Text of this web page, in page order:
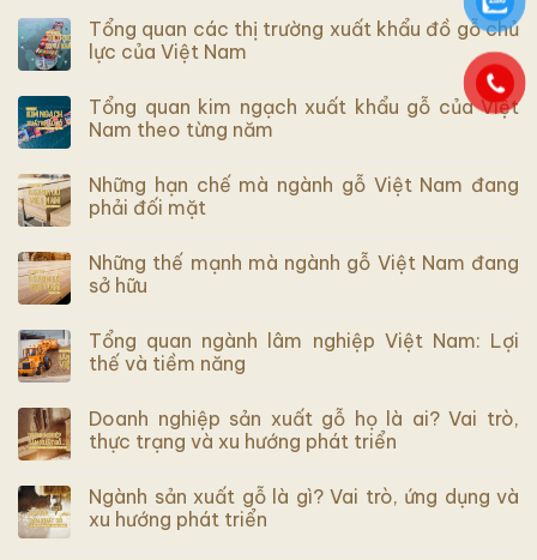
Tổng quan các thị trường xuất khẩu đồ gỗ chủ
lực của Việt Nam
Tổng quan kim ngạch xuất khẩu gỗ của Việt
Nam theo từng năm
Những hạn chế mà ngành gỗ Việt Nam đang
phải đối mặt
Những thế mạnh mà ngành gỗ Việt Nam đang
sở hữu
Tổng quan ngành lâm nghiệp Việt Nam: Lợi
thế và tiềm năng
Doanh nghiệp sản xuất gỗ họ là ai? Vai trò,
thực trạng và xu hướng phát triển
Ngành sản xuất gỗ là gì? Vai trò, ứng dụng và
xu hướng phát triển